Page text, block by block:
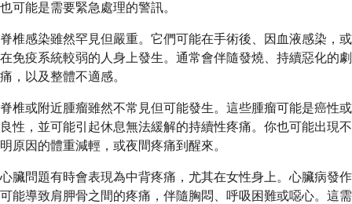
也可能是需要緊急處理的警訊。
脊椎感染雖然罕見但嚴重。它們可能在手術後、因血液感染，或
在免疫系統較弱的人身上發生。通常會伴隨發燒、持續惡化的劇
痛，以及整體不適感。
脊椎或附近腫瘤雖然不常見但可能發生。這些腫瘤可能是癌性或
良性，並可能引起休息無法緩解的持續性疼痛。你也可能出現不
明原因的體重減輕，或夜間疼痛到醒來。
心臟問題有時會表現為中背疼痛，尤其在女性身上。心臟病發作
可能導致肩胛骨之間的疼痛，伴隨胸悶、呼吸困難或噁心。這需